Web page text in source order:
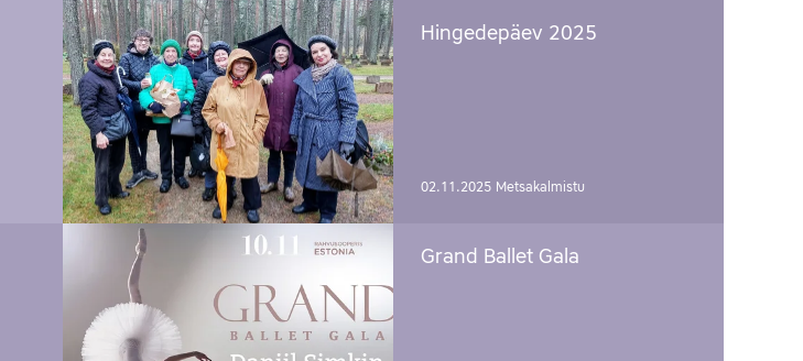
Hingedepäev 2025
02.11.2025 Metsakalmistu
Grand Ballet Gala